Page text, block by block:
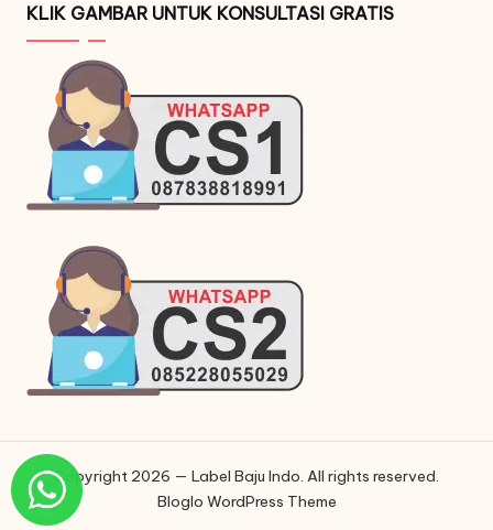
KLIK GAMBAR UNTUK KONSULTASI GRATIS
Copyright 2026 — Label Baju Indo. All rights reserved.
Bloglo WordPress Theme
Phone
Phone
WhatsApp
Instagram